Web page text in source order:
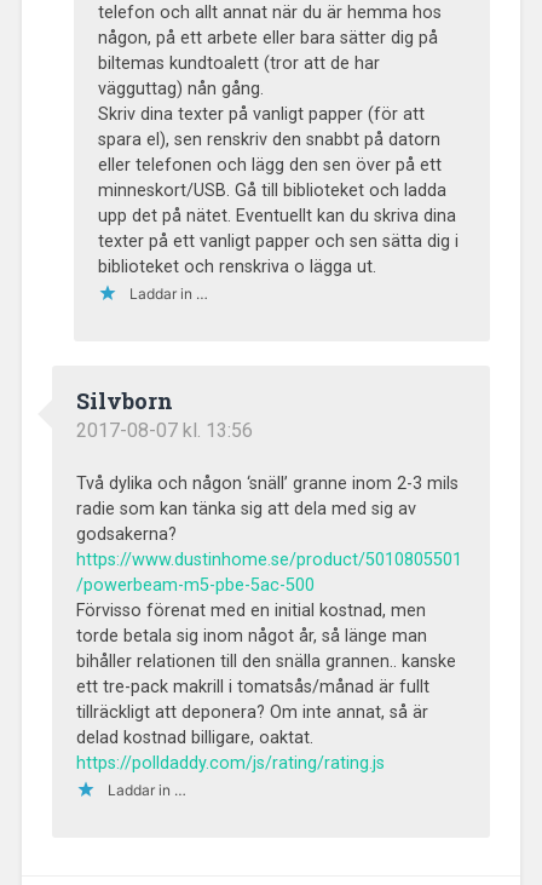
telefon och allt annat när du är hemma hos
någon, på ett arbete eller bara sätter dig på
biltemas kundtoalett (tror att de har
vägguttag) nån gång.
Skriv dina texter på vanligt papper (för att
spara el), sen renskriv den snabbt på datorn
eller telefonen och lägg den sen över på ett
minneskort/USB. Gå till biblioteket och ladda
upp det på nätet. Eventuellt kan du skriva dina
texter på ett vanligt papper och sen sätta dig i
biblioteket och renskriva o lägga ut.
Laddar in …
Silvborn
2017-08-07 kl. 13:56
Två dylika och någon ‘snäll’ granne inom 2-3 mils
radie som kan tänka sig att dela med sig av
godsakerna?
https://www.dustinhome.se/product/5010805501
/powerbeam-m5-pbe-5ac-500
Förvisso förenat med en initial kostnad, men
torde betala sig inom något år, så länge man
bihåller relationen till den snälla grannen.. kanske
ett tre-pack makrill i tomatsås/månad är fullt
tillräckligt att deponera? Om inte annat, så är
delad kostnad billigare, oaktat.
https://polldaddy.com/js/rating/rating.js
Laddar in …